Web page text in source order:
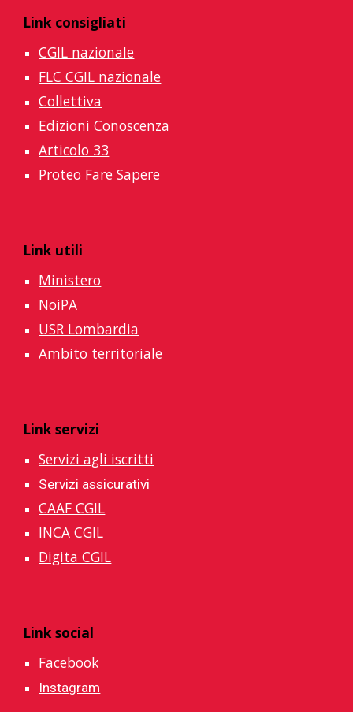
Link consigliati
CGIL nazionale
FLC CGIL nazionale
Collettiva
Edizioni Conoscenza
Articolo 33
Proteo Fare Sapere
Link utili
Ministero
NoiPA
USR Lombardia
Ambito territoriale
Link servizi
Servizi agli iscritti
Servizi assicurativi
CAAF CGIL
INCA CGIL
Digita CGIL
Link social
Facebook
Instagram